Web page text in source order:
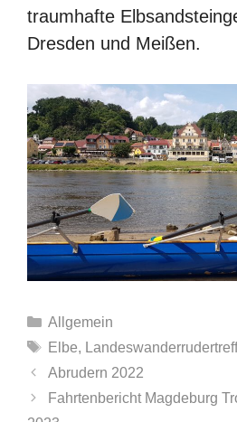
traumhafte
Dresden und Meißen.
Kategorien
Allgemein
Schlagwörter
Elbe,
Abrudern 2022
Fahrtenbericht Magdeburg